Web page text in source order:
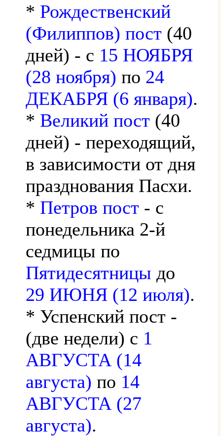
* Рождественский
(Филиппов) пост (40
дней) - с 15 НОЯБРЯ
(28 ноября) по 24
ДЕКАБРЯ (6 января).
* Великий пост (40
дней) - переходящий,
в зависимости от дня
празднования Пасхи.
* Петров пост - с
понедельника 2-й
седмицы по
Пятидесятницы до
29 ИЮНЯ (12 июля).
* Успенский пост -
(две недели) с 1
АВГУСТА (14
августа) по 14
АВГУСТА (27
августа).